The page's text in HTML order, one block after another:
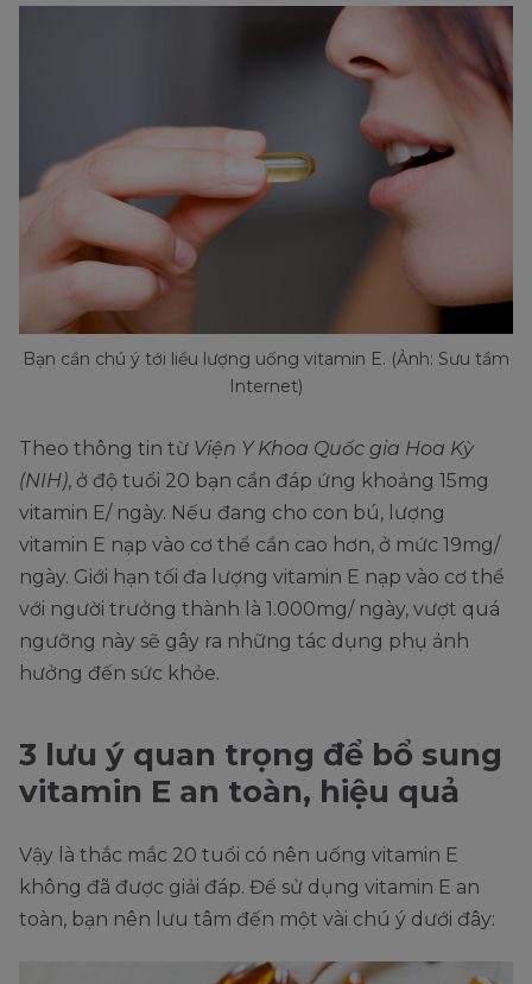
Bạn cần chú ý tới liều lượng uống vitamin E. (Ảnh: Sưu tầm
Internet)
Theo thông tin từ Viện Y Khoa Quốc gia Hoa Kỳ
(NIH), ở độ tuổi 20 bạn cần đáp ứng khoảng 15mg
vitamin E/ ngày. Nếu đang cho con bú, lượng
vitamin E nạp vào cơ thể cần cao hơn, ở mức 19mg/
ngày. Giới hạn tối đa lượng vitamin E nạp vào cơ thể
với người trưởng thành là 1.000mg/ ngày, vượt quá
ngưỡng này sẽ gây ra những tác dụng phụ ảnh
hưởng đến sức khỏe.
3 lưu ý quan trọng để bổ sung
vitamin E an toàn, hiệu quả
Vậy là thắc mắc 20 tuổi có nên uống vitamin E
không đã được giải đáp. Để sử dụng vitamin E an
toàn, bạn nên lưu tâm đến một vài chú ý dưới đây: